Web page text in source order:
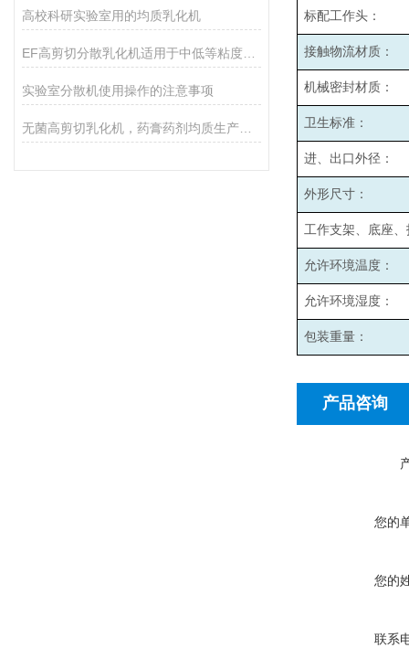
高校科研实验室用的均质乳化机
实验室分散机使用操作的注意事项
标配工作头：
接触物流材质：
机械密封材质：
卫生标准：
进、出口外径：
外形尺寸：
工作支架、底座
允许环境温度：
允许环境湿度：
包装重量：
产品咨询
您的
您的
联系